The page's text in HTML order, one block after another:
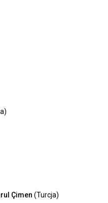
Çimen (Turcja)